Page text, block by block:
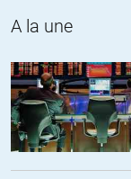
Mais qu’a t’elle donc
« Oui, bien sûr,
+14
A la une